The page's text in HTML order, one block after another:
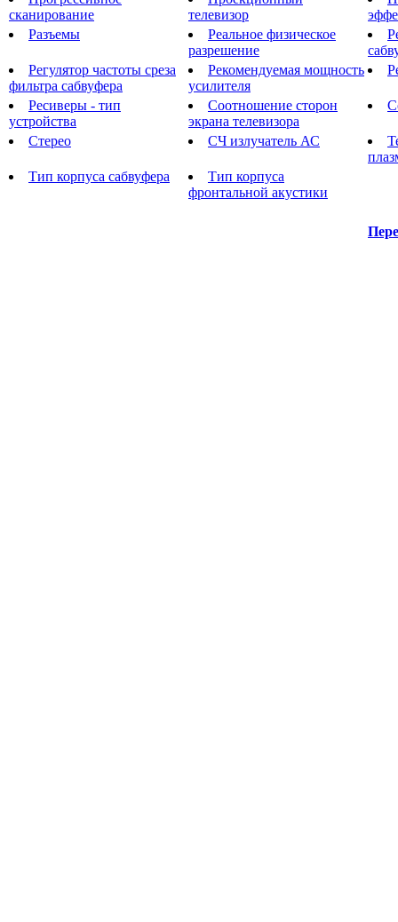
сканирование
телевизор
Разъемы
Реальное физическое
разрешение
Регулятор частоты среза
фильтра сабвуфера
Рекомендуемая мощность
усилителя
Ресиверы - тип
устройства
Соотношение сторон
экрана телевизора
Стерео СЧ излучатель АС
Тип корпуса сабвуфера
Тип корпуса
фронтальной акустики